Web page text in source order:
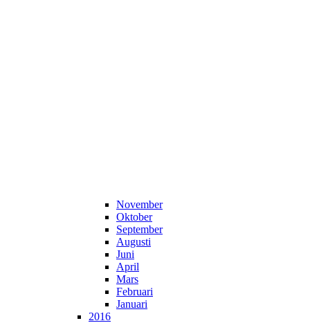
November
Oktober
September
Augusti
Juni
April
Mars
Februari
Januari
2016